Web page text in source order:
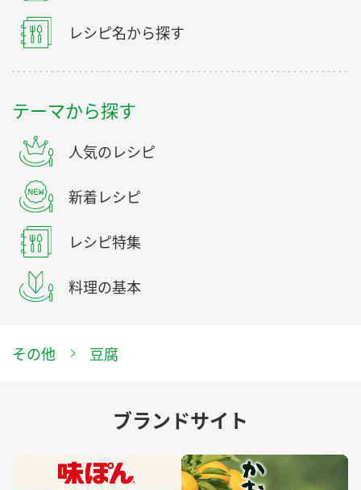
レシピ名から探す
テーマから探す
人気のレシピ
新着レシピ
レシピ特集
料理の基本
その他 豆腐
ブランドサイト